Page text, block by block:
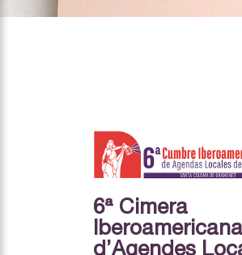
6ª Cimera
Iberoamericana
d’Agendes